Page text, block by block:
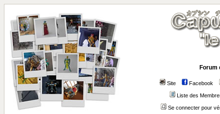
Forum
Site Facebook
Liste des
Se connecter pour